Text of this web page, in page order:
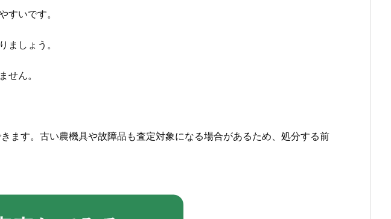
すいです。
ましょう。
せん。
ます。古い農機具や故障品も査定対象になる場合があるため、処分する前